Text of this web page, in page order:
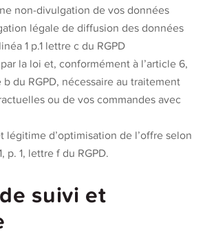
non-divulgation de vos données
légale de diffusion des données
1 p.1 lettre c du RGPD
la loi et, conformément à l’article 6,
b du RGPD, nécessaire au traitement
ou de vos commandes avec
légitime d’optimisation de l’offre selon
p. 1, lettre f du RGPD.
suivi et